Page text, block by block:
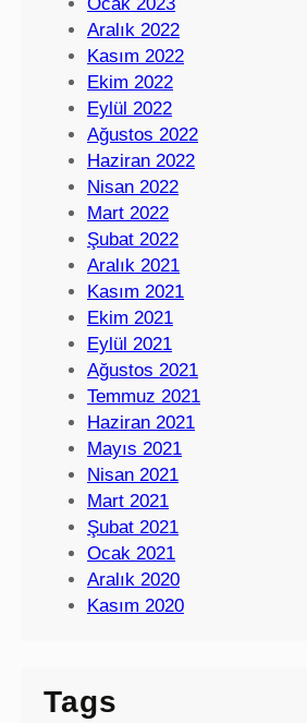
Ocak 2023
Aralık 2022
Kasım 2022
Ekim 2022
Eylül 2022
Ağustos 2022
Haziran 2022
Nisan 2022
Mart 2022
Şubat 2022
Aralık 2021
Kasım 2021
Ekim 2021
Eylül 2021
Ağustos 2021
Temmuz 2021
Haziran 2021
Mayıs 2021
Nisan 2021
Mart 2021
Şubat 2021
Ocak 2021
Aralık 2020
Kasım 2020
Tags